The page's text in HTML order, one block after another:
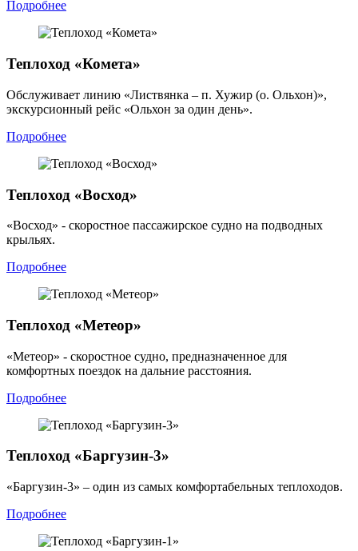
Подробнее
Теплоход «Комета»
Обслуживает линию «Листвянка – п. Хужир (о. Ольхон)»,
экскурсионный рейс «Ольхон за один день».
Подробнее
Теплоход «Восход»
«Восход» - скоростное пассажирское судно на подводных
крыльях.
Подробнее
Теплоход «Метеор»
«Метеор» - скоростное судно, предназначенное для
комфортных поездок на дальние расстояния.
Подробнее
Теплоход «Баргузин-3»
«Баргузин-3» – один из самых комфортабельных теплоходов.
Подробнее